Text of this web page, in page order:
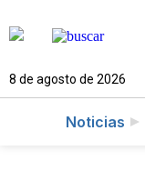
8 de agosto de 2026
Noticias